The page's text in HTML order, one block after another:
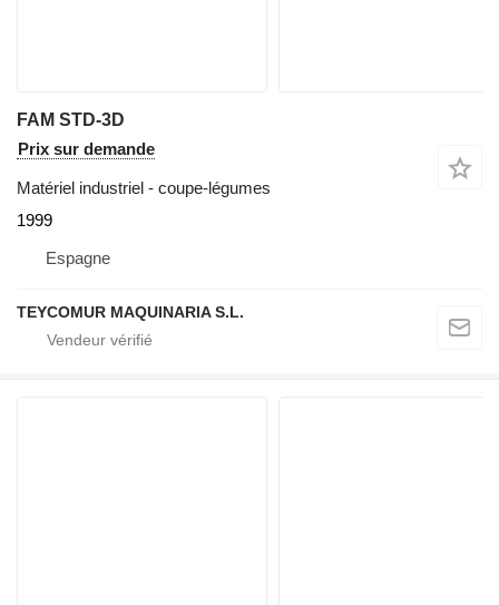
FAM STD-3D
Prix sur demande
Matériel industriel - coupe-légumes
1999
Espagne
TEYCOMUR MAQUINARIA S.L.